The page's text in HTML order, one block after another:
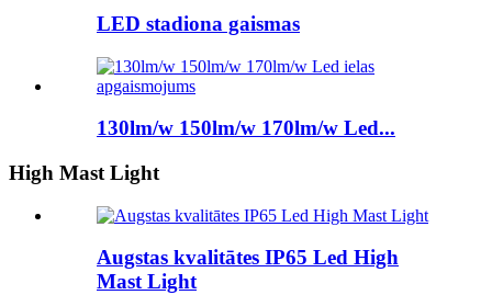
LED stadiona gaismas
130lm/w 150lm/w 170lm/w Led...
High Mast Light
Augstas kvalitātes IP65 Led High
Mast Light